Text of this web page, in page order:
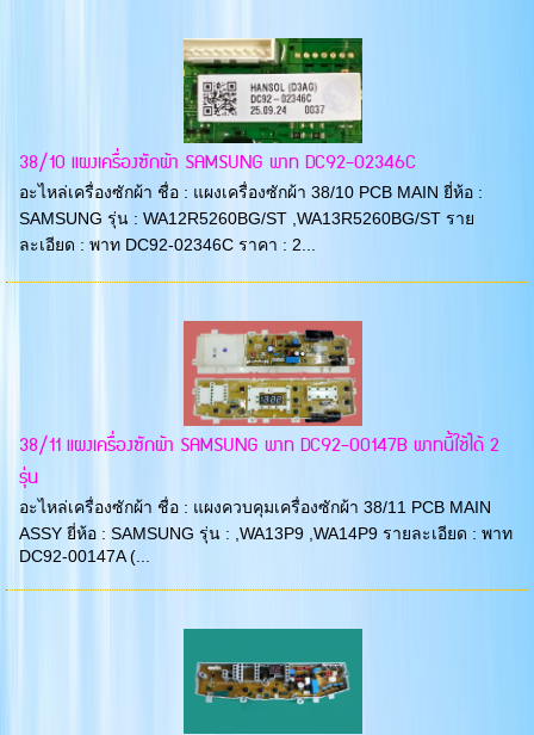
38/10 แผงเครื่องซักผ้า SAMSUNG พาท DC92-02346C
อะไหล่เครื่องซักผ้า ชื่อ : แผงเครื่องซักผ้า 38/10 PCB MAIN ยี่ห้อ :
SAMSUNG รุ่น : WA12R5260BG/ST ,WA13R5260BG/ST ราย
ละเอียด : พาท DC92-02346C ราคา : 2...
38/11 แผงเครื่องซักผ้า SAMSUNG พาท DC92-00147B พาทนี้ใช้ได้ 2
รุ่น
อะไหล่เครื่องซักผ้า ชื่อ : แผงควบคุมเครื่องซักผ้า 38/11 PCB MAIN
ASSY ยี่ห้อ : SAMSUNG รุ่น : ,WA13P9 ,WA14P9 รายละเอียด : พาท
DC92-00147A (...